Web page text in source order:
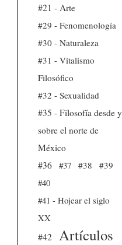
#21 - Arte
#29 - Fenomenología
#30 - Naturaleza
#31 - Vitalismo
Filosófico
#32 - Sexualidad
#35 - Filosofía desde y
sobre el norte de
México
#36
#37 #38
#39
#40
#41 - Hojear el siglo
XX
#42
Artículos